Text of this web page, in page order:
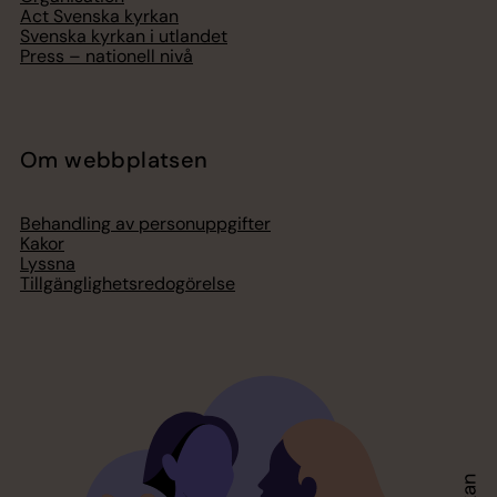
Act Svenska kyrkan
Svenska kyrkan i utlandet
Press – nationell nivå
Om webbplatsen
Behandling av personuppgifter
Kakor
Lyssna
Tillgänglighetsredogörelse